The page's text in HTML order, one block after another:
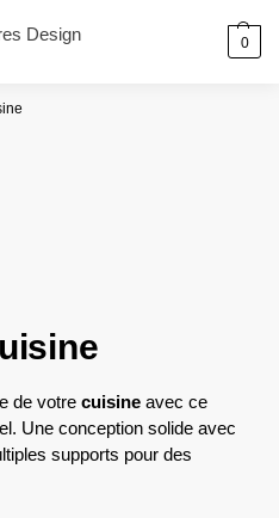
0
de votre cuisine avec ce
Une conception solide avec
supports pour des